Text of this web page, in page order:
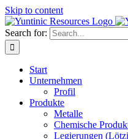
Skip to content
Search for:
Start
Unternehmen
Profil
Produkte
Metalle
Chemische
Legierungen